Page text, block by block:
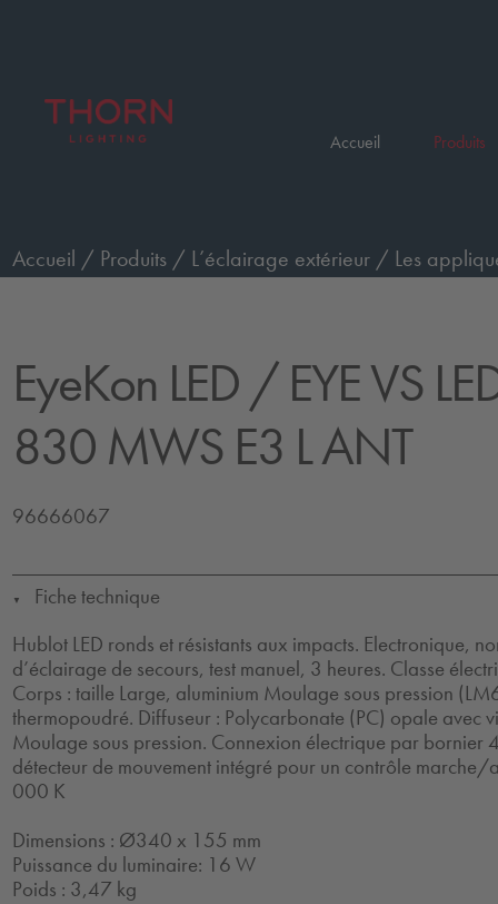
Accueil Produits
Accueil / Produits / L’éclairage extérieur / Les
EyeKon LED / EYE VS
830 MWS E3 L ANT
96666067
▼
Fiche technique
Hublot LED ronds et résistants aux impacts. Electronique,
d’éclairage de secours, test manuel, 3 heures. Classe
Corps : taille Large, aluminium Moulage sous pression
thermopoudré. Diffuseur : Polycarbonate (PC) opale avec
Moulage sous pression. Connexion électrique par bornier
détecteur de mouvement intégré pour un contrôle marche/
000 K
Dimensions : Ø340 x 155 mm
Puissance du luminaire: 16 W
Poids : 3,47 kg